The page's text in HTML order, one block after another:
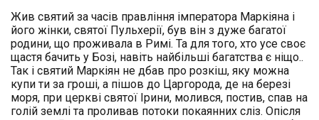
Жив святий за часів правління імператора Маркіяна і
його жінки, святої Пульхерії, був він з дуже багатої
родини, що проживала в Римі. Та для того, хто усе своє
щастя бачить у Бозі, навіть найбільші багатства є ніщо..
Так і святий Маркіян не дбав про розкіш, яку можна
купи ти за гроші, а пішов до Царгорода, де на березі
моря, при церкві святої Ірини, молився, постив, спав на
голій землі та проливав потоки покаянних сліз. Опісля